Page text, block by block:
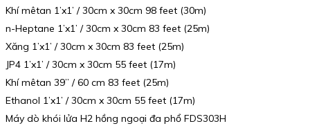
Khí mêtan 1’x1’ / 30cm x 30cm 98 feet (30m)
n-Heptane 1’x1’ / 30cm x 30cm 83 feet (25m)
Xăng 1’x1’ / 30cm x 30cm 83 feet (25m)
JP4 1’x1’ / 30cm x 30cm 55 feet (17m)
Khí mêtan 39” / 60 cm 83 feet (25m)
Ethanol 1’x1’ / 30cm x 30cm 55 feet (17m)
Máy dò khói lửa H2 hồng ngoại đa phổ FDS303H